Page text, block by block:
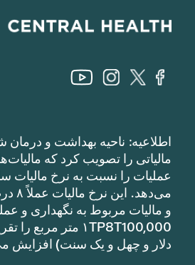
اطلاعیه: ناحیه بهداشت و
مالیاتی را تصویب کرد که
عملیات را نسبت به نرخ مالیات
و مالیات مربوط به نگهداری و
دلار و چهل و یک سنت) افزایش